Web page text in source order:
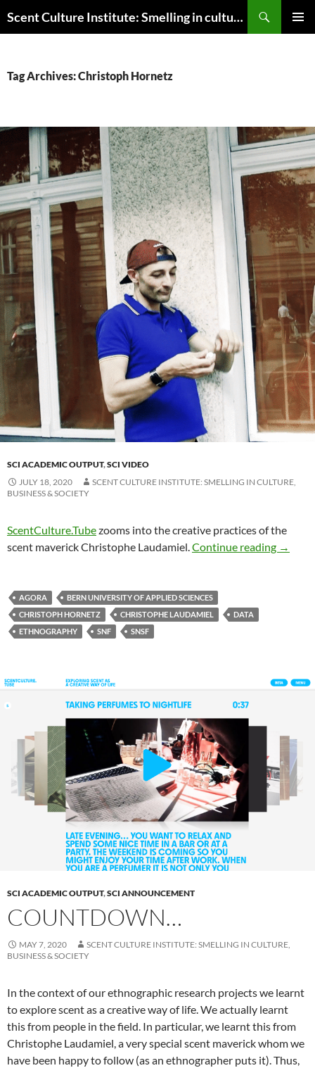
to
Scent Culture Institute: Smelling in culture, business & society
Tag Archives: Christoph Hornetz
SCI ACADEMIC OUTPUT,SCI VIDEO
JULY 18, 2020
SCENT CULTURE INSTITUTE: SMELLING IN CULTURE,
BUSINESS & SOCIETY
ScentCulture.Tubezooms into the creative practices of the
scent maverick Christophe Laudamiel.Continue reading →
AGORA
BERN UNIVERSITY OF APPLIED SCIENCES
CHRISTOPH HORNETZ
CHRISTOPHE LAUDAMIEL
DATA
ETHNOGRAPHY
SNF SNSF
SCI ACADEMIC OUTPUT,SCI ANNOUNCEMENT
COUNTDOWN…
MAY 7, 2020
SCENT CULTURE INSTITUTE: SMELLING IN CULTURE,
BUSINESS & SOCIETY
In the context of our ethnographic research projects we learnt
to explore scent as a creative way of life. We actually learnt
this from people in the field. In particular, we learnt this from
Christophe Laudamiel, a very special scent maverick whom we
have been happy to follow (as an ethnographer puts it). Thus,